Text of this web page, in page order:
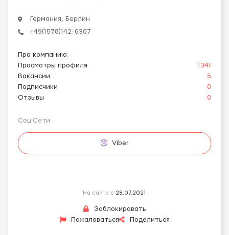
Германия, Берлин
+49(1578)142-6307
Про компанию:
Просмотры профиля
1341
Вакансии
5
Подписчики
0
Отзывы
0
Соц.Сети
Viber
На сайте с 28.07.2021
Заблокировать
Пожаловаться
Поделиться